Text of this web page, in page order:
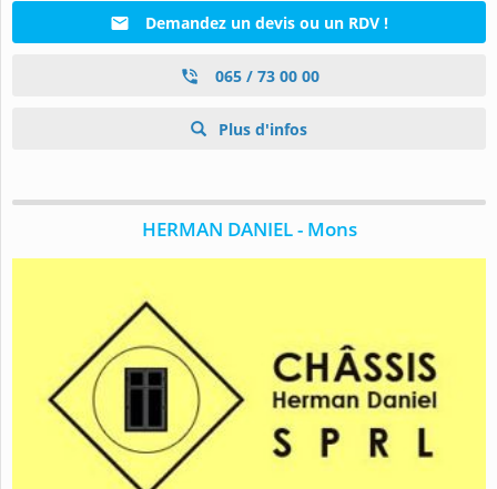
Demandez un devis ou un RDV !
065 / 73 00 00
Plus d'infos
HERMAN DANIEL - Mons